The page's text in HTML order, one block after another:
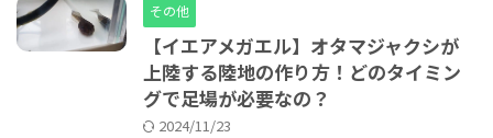
その他
【イエアメガエル】オタマジャクシが
上陸する陸地の作り方！どのタイミン
グで足場が必要なの？
2024/11/23